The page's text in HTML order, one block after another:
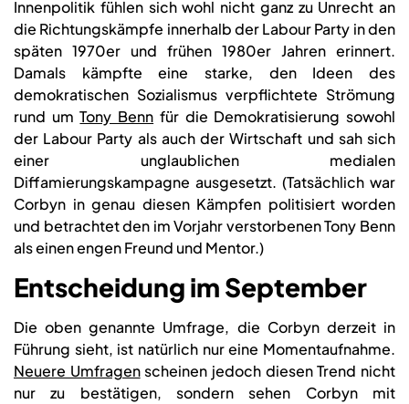
Innenpolitik fühlen sich wohl nicht ganz zu Unrecht an
die Richtungskämpfe innerhalb der Labour Party in den
späten 1970er und frühen 1980er Jahren erinnert.
Damals kämpfte eine starke, den Ideen des
demokratischen Sozialismus verpflichtete Strömung
rund umTony Benn für die Demokratisierung sowohl
der Labour Party als auch der Wirtschaft und sah sich
einer unglaublichen medialen
Diffamierungskampagne ausgesetzt. (Tatsächlich war
Corbyn in genau diesen Kämpfen politisiert worden
und betrachtet den im Vorjahr verstorbenen Tony Benn
als einen engen Freund und Mentor.)
Entscheidung im September
Die oben genannte Umfrage, die Corbyn derzeit in
Führung sieht, ist natürlich nur eine Momentaufnahme.
Neuere Umfragenscheinen jedoch diesen Trend nicht
nur zu bestätigen, sondern sehen Corbyn mit